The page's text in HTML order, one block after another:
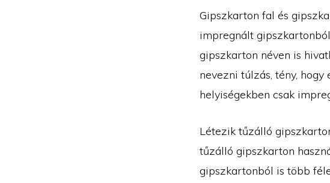
Gipszkarton fal és
impregnált
gipszkarton néven is
nevezni túlzás, tény,
helyiségekben csak
Létezik tűzálló
tűzálló gipszkarton
gipszkartonból is több